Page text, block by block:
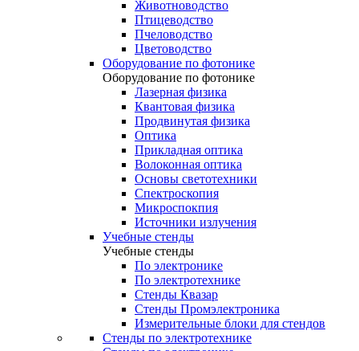
Животноводство
Птицеводство
Пчеловодство
Цветоводство
Оборудование по фотонике
Оборудование по фотонике
Лазерная физика
Квантовая физика
Продвинутая физика
Оптика
Прикладная оптика
Волоконная оптика
Основы светотехники
Спектроскопия
Микроспокпия
Источники излучения
Учебные стенды
Учебные стенды
По электронике
По электротехнике
Стенды Квазар
Стенды Промэлектроника
Измерительные блоки для стендов
Стенды по электротехнике